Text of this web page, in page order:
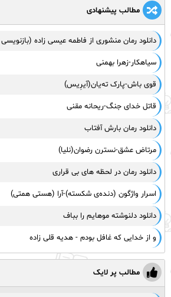
مطالب پیشنهادی
دانلود رمان منشوری از فاطمه عیسی زاده
سیاهکار-زهرا بهمنی
قوی باش-پارک ته‌یان(آیرِیس)
قاتل خدای جنگ-ریحانه مقنی
دانلود رمان بارش آفتاب
مرتاض عشق-نسترن رضوان(نلیا)
دانلود رمان در لحظه‌ های بی‌ قراری
اسرار واژگون (دنده‌ی شکسته)-آرا (هستی همتی)
دانلود دلنوشته موهایم را بباف
و از خدایی که غافل بودم - هدیه قلی زاده
مطالب پر لایک